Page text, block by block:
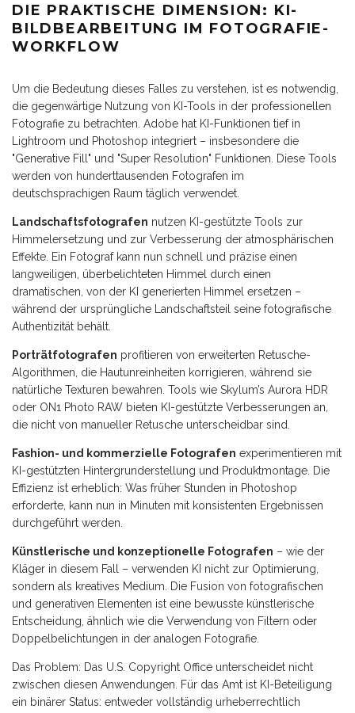
DIE PRAKTISCHE DIMENSION: KI-
BILDBEARBEITUNG IM FOTOGRAFIE-
WORKFLOW
Um die Bedeutung dieses Falles zu verstehen, ist es notwendig,
die gegenwärtige Nutzung von KI-Tools in der professionellen
Fotografie zu betrachten. Adobe hat KI-Funktionen tief in
Lightroom und Photoshop integriert – insbesondere die
"Generative Fill" und "Super Resolution" Funktionen. Diese Tools
werden von hunderttausenden Fotografen im
deutschsprachigen Raum täglich verwendet.
Landschaftsfotografen nutzen KI-gestützte Tools zur
Himmelersetzung und zur Verbesserung der atmosphärischen
Effekte. Ein Fotograf kann nun schnell und präzise einen
langweiligen, überbelichteten Himmel durch einen
dramatischen, von der KI generierten Himmel ersetzen –
während der ursprüngliche Landschaftsteil seine fotografische
Authentizität behält.
Porträtfotografen profitieren von erweiterten Retusche-
Algorithmen, die Hautunreinheiten korrigieren, während sie
natürliche Texturen bewahren. Tools wie Skylum’s Aurora HDR
oder ON1 Photo RAW bieten KI-gestützte Verbesserungen an,
die nicht von manueller Retusche unterscheidbar sind.
Fashion- und kommerzielle Fotografen experimentieren mit
KI-gestützten Hintergrunderstellung und Produktmontage. Die
Effizienz ist erheblich: Was früher Stunden in Photoshop
erforderte, kann nun in Minuten mit konsistenten Ergebnissen
durchgeführt werden.
Künstlerische und konzeptionelle Fotografen – wie der
Kläger in diesem Fall – verwenden KI nicht zur Optimierung,
sondern als kreatives Medium. Die Fusion von fotografischen
und generativen Elementen ist eine bewusste künstlerische
Entscheidung, ähnlich wie die Verwendung von Filtern oder
Doppelbelichtungen in der analogen Fotografie.
Das Problem: Das U.S. Copyright Office unterscheidet nicht
zwischen diesen Anwendungen. Für das Amt ist KI-Beteiligung
ein binärer Status: entweder vollständig urheberrechtlich